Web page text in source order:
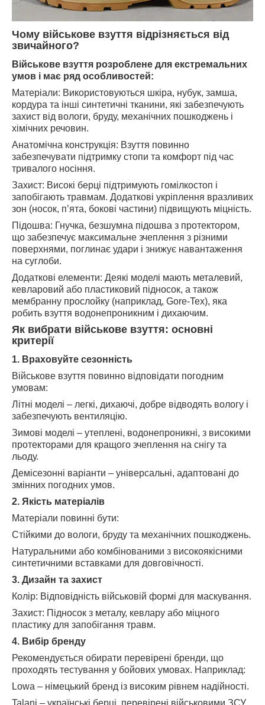
Чому військове взуття відрізняється від
звичайного?
Військове взуття розроблене для екстремальних
умов і має ряд особливостей:
Матеріали: Використовуються шкіра, нубук, замша,
кордура та інші синтетичні тканини, які забезпечують
захист від вологи, бруду, механічних пошкоджень і
хімічних речовин.
Анатомічна конструкція: Взуття повинно
забезпечувати підтримку стопи та комфорт під час
тривалого носіння.
Захист: Високі берці підтримують гомілкостоп і
запобігають травмам. Додаткові укріплення вразливих
зон (носок, п’ята, бокові частини) підвищують міцність.
Підошва: Гнучка, безшумна підошва з протектором,
що забезпечує максимальне зчеплення з різними
поверхнями, поглинає удари і знижує навантаження
на суглоби.
Додаткові елементи: Деякі моделі мають металевий,
кевларовий або пластиковий підносок, а також
мембранну прослойку (наприклад, Gore-Tex), яка
робить взуття водонепроникним і дихаючим.
Як вибрати військове взуття: основні
критерії
1. Враховуйте сезонність
Військове взуття повинно відповідати погодним
умовам:
Літні моделі – легкі, дихаючі, добре відводять вологу і
забезпечують вентиляцію.
Зимові моделі – утеплені, водонепроникні, з високими
протекторами для кращого зчеплення на снігу та
льоду.
Демісезонні варіанти – універсальні, адаптовані до
змінних погодних умов.
2. Якість матеріалів
Матеріали повинні бути:
Стійкими до вологи, бруду та механічних пошкоджень.
Натуральними або комбінованими з високоякісними
синтетичними вставками для довговічності.
3. Дизайн та захист
Колір: Відповідність військовій формі для маскування.
Захист: Підносок з металу, кевлару або міцного
пластику для запобігання травм.
4. Вибір бренду
Рекомендується обирати перевірені бренди, що
проходять тестування у бойових умовах. Наприклад:
Lowa – німецький бренд із високим рівнем надійності.
Talani – українські берці, перевірені військовими ЗСУ.